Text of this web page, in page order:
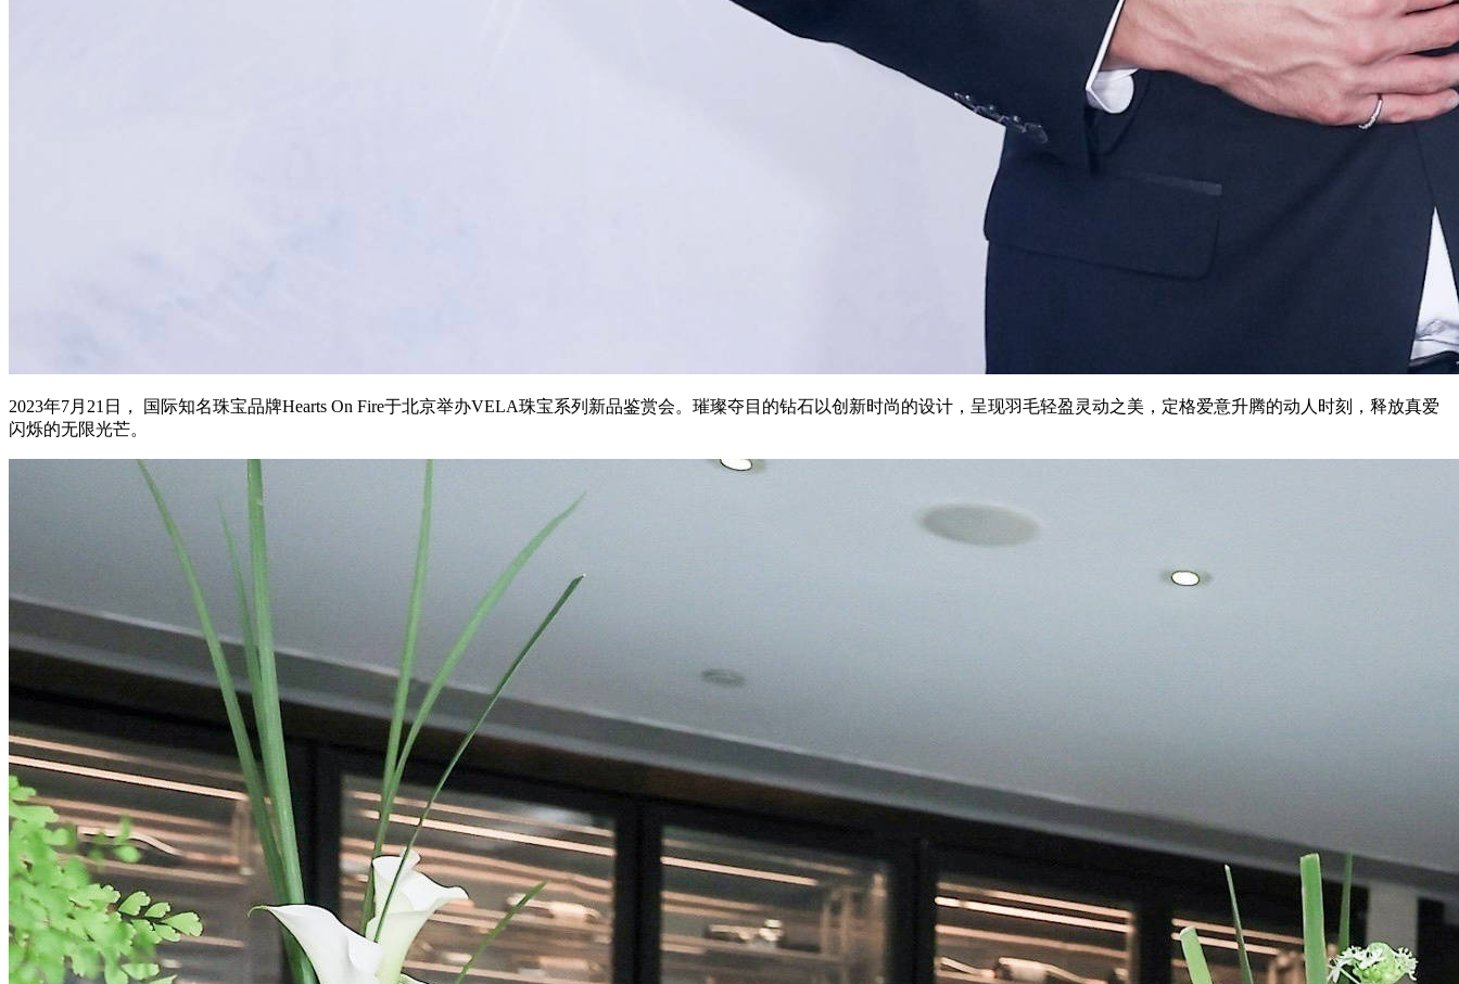
2023年7月21日， 国际知名珠宝品牌Hearts On Fire于北京举办VELA珠宝系列新品鉴赏会。璀璨夺目的钻石以创新时尚的设计，呈现羽毛轻盈灵动之美，定格爱意升腾的动人时刻，释放真爱
闪烁的无限光芒。